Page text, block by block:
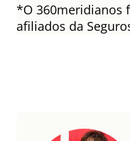
*O 360meridianos
afiliados da